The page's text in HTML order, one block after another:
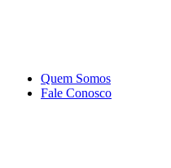
Quem Somos
Fale Conosco